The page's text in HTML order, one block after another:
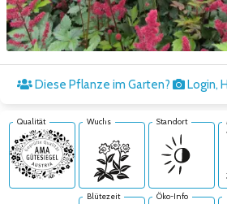
Diese Pflanze im Garten? Login,
Qualität Wuchs Standort
Blütezeit
Öko-Info